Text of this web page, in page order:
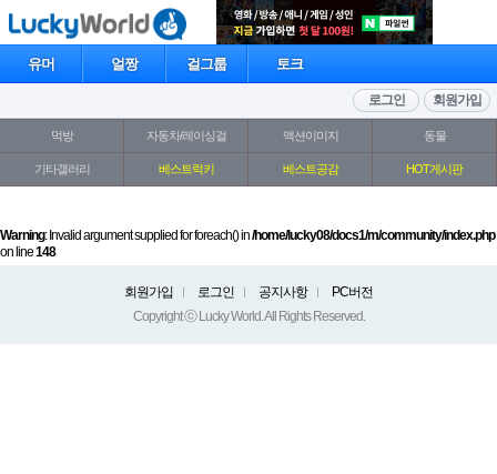
유머 얼짱 걸그룹 토크
회원가입
로그인
먹방 자동차/레이싱걸 액션이미지 동물
기타갤러리 베스트럭키 베스트공감 HOT게시판
Warning: Invalid argument supplied for foreach() in/home/lucky08/docs1/m/community/index.php
on line148
회원가입 로그인 공지사항
PC버전
Copyright ⓒ Lucky World. All Rights Reserved.